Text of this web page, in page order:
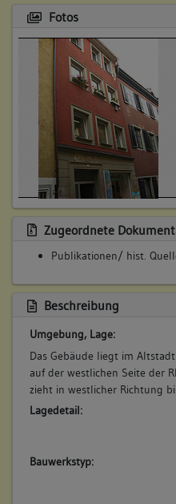
Fotos
Zugeordnete
Publikationen/ hist.
Beschreibung
Umgebung, Lage:
Das Gebäude liegt im
auf der westlichen Seite der
zieht in westlicher Richtung
Lagedetail:
Bauwerkstyp: